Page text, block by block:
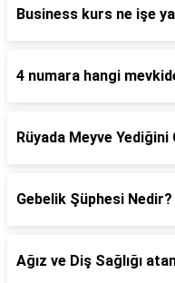
Business kurs ne işe
4 numara hangi
Rüyada Meyve
Gebelik Şüphesi Nedir?
Ağız ve Diş Sağlığı